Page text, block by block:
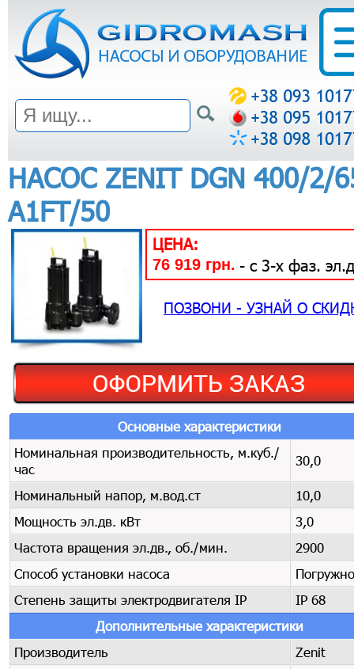
НАСОС ZENIT DGN 400/2/
A1FT/50
ЦЕНА:
76 919 грн. - с 3-х фаз.
ПОЗВОНИ - УЗНАЙ О
Основные характеристики
Номинальная производительность, м.куб./
час
30,0
Номинальный напор, м.вод.ст
10,0
Мощность эл.дв. кВт
3,0
Частота вращения эл.дв., об./мин.
2900
Способ установки насоса
Степень защиты электродвигателя IP
IP 68
Дополнительные характеристики
Производитель
Zenit